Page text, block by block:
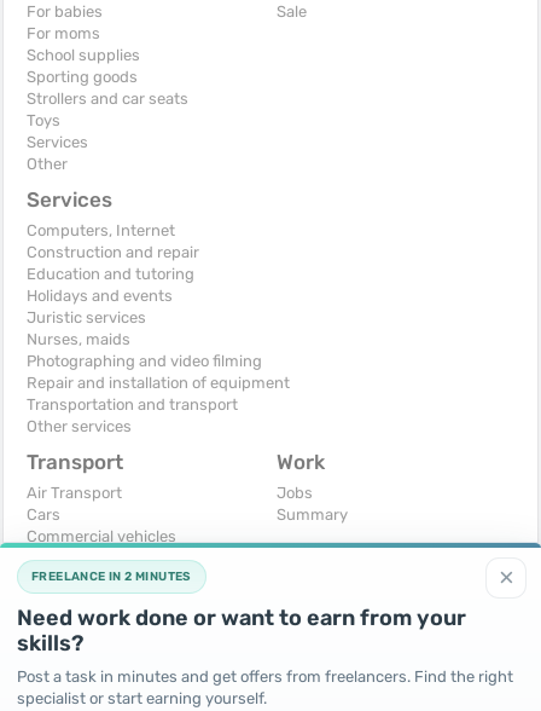
For babies
For moms
School supplies
Sporting goods
Strollers and car seats
Toys
Services
Other
Sale
Services
Computers, Internet
Construction and repair
Education and tutoring
Holidays and events
Juristic services
Nurses, maids
Photographing and video filming
Repair and installation of equipment
Transportation and transport
Other services
Transport
Air Transport
Cars
Commercial vehicles
Moto
Services
Trucks and special vehicles
Yachts, boats, kayaks
Other vehicles
Work
Jobs
Summary
For business
×
FREELANCE IN 2 MINUTES
Need work done or want to earn from your
skills?
Post a task in minutes and get offers from freelancers. Find the right
specialist or start earning yourself.